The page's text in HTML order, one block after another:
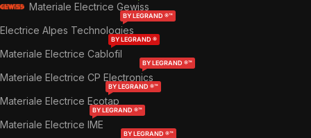
Materiale Electrice Gewiss
Electrice Alpes Technologies
BY LEGRAND ®™
Materiale Electrice Cablofil
BY LEGRAND ®
Materiale Electrice CP Electronics
BY LEGRAND ®™
Materiale Electrice Ecotap
BY LEGRAND ®™
Materiale Electrice IME
BY LEGRAND ®™
BY LEGRAND ®™